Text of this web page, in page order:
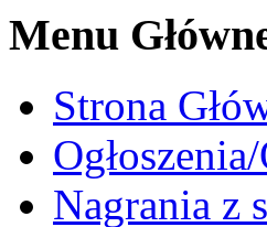
Menu
Strona
Nagrania z